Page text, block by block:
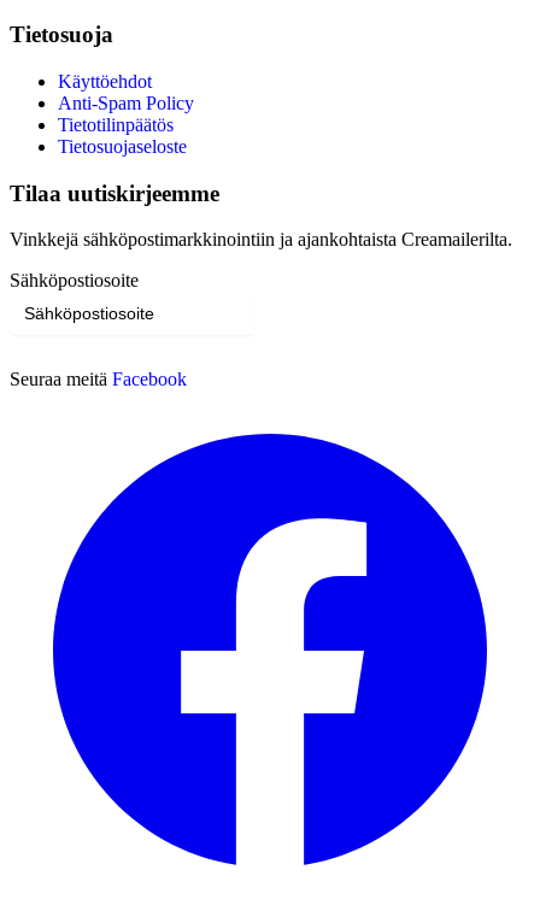
Tietosuoja
Käyttöehdot
Anti-Spam Policy
Tietotilinpäätös
Tietosuojaseloste
Tilaa uutiskirjeemme
Vinkkejä sähköpostimarkkinointiin ja ajankohtaista Creamailerilta.
Sähköpostiosoite
Seuraa meitä Facebook